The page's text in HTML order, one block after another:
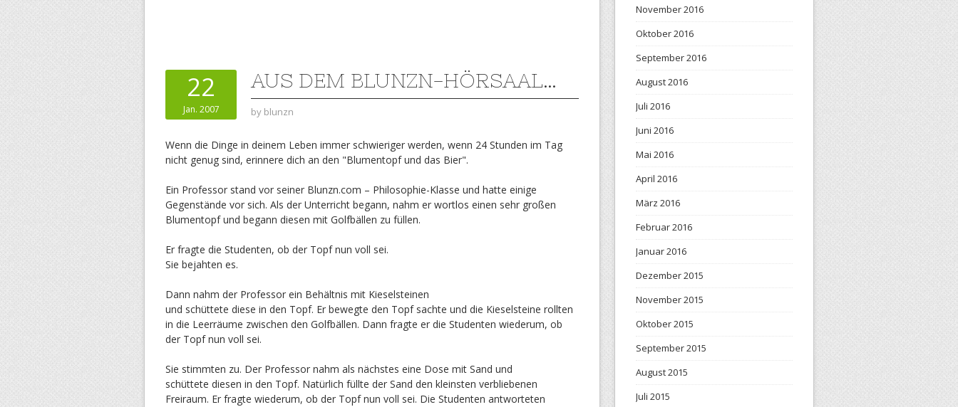
22
Jan. 2007
AUS DEM BLUNZN-HÖRSAAL…
by blunzn
Wenn die Dinge in deinem Leben immer schwieriger werden, wenn 24 Stunden im Tag
nicht genug sind, erinnere dich an den "Blumentopf und das Bier".
Ein Professor stand vor seiner Blunzn.com – Philosophie-Klasse und hatte einige
Gegenstände vor sich. Als der Unterricht begann, nahm er wortlos einen sehr großen
Blumentopf und begann diesen mit Golfbällen zu füllen.
Er fragte die Studenten, ob der Topf nun voll sei.
Sie bejahten es.
Dann nahm der Professor ein Behältnis mit Kieselsteinen
und schüttete diese in den Topf. Er bewegte den Topf sachte und die Kieselsteine rollten
in die Leerräume zwischen den Golfbällen. Dann fragte er die Studenten wiederum, ob
der Topf nun voll sei.
Sie stimmten zu. Der Professor nahm als nächstes eine Dose mit Sand und
schüttete diesen in den Topf. Natürlich füllte der Sand den kleinsten verbliebenen
Freiraum. Er fragte wiederum, ob der Topf nun voll sei. Die Studenten antworteten
November 2016
Oktober 2016
September 2016
August 2016
Juli 2016
Juni 2016
Mai 2016
April 2016
März 2016
Februar 2016
Januar 2016
Dezember 2015
November 2015
Oktober 2015
September 2015
August 2015
Juli 2015